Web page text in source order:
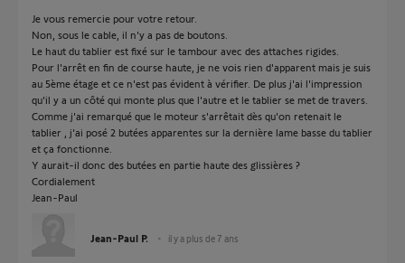
Je vous remercie pour votre retour.
Non, sous le cable, il n'y a pas de boutons.
Le haut du tablier est fixé sur le tambour avec des attaches rigides.
Pour l'arrêt en fin de course haute, je ne vois rien d'apparent mais je suis
au 5ème étage et ce n'est pas évident à vérifier. De plus j'ai l'impression
qu'il y a un côté qui monte plus que l'autre et le tablier se met de travers.
Comme j'ai remarqué que le moteur s'arrêtait dès qu'on retenait le
tablier , j'ai posé 2 butées apparentes sur la dernière lame basse du tablier
et ça fonctionne.
Y aurait-il donc des butées en partie haute des glissières ?
Cordialement
Jean-Paul
Jean-Paul P. il y a plus de 7 ans